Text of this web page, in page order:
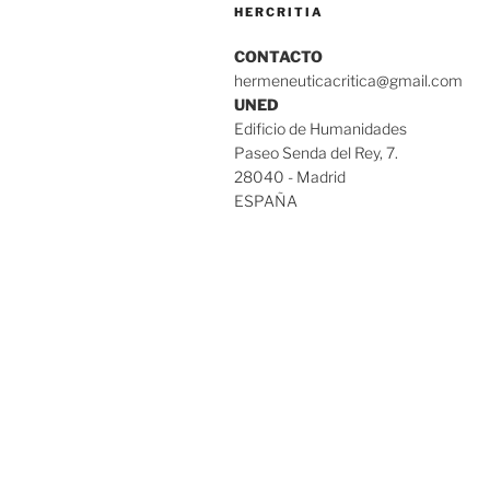
HERCRITIA
CONTACTO
hermeneuticacritica@gmail.com
UNED
Edificio de Humanidades
Paseo Senda del Rey, 7.
28040 - Madrid
ESPAÑA